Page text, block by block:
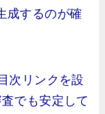
成するのが確
次リンクを設
でも安定して